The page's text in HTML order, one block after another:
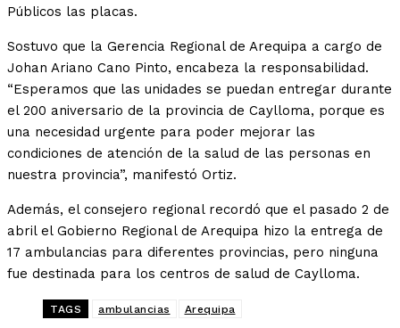
Públicos las placas.
Sostuvo que la Gerencia Regional de Arequipa a cargo de
Johan Ariano Cano Pinto, encabeza la responsabilidad.
“Esperamos que las unidades se puedan entregar durante
el 200 aniversario de la provincia de Caylloma, porque es
una necesidad urgente para poder mejorar las
condiciones de atención de la salud de las personas en
nuestra provincia”, manifestó Ortiz.
Además, el consejero regional recordó que el pasado 2 de
abril el Gobierno Regional de Arequipa hizo la entrega de
17 ambulancias para diferentes provincias, pero ninguna
fue destinada para los centros de salud de Caylloma.
TAGS ambulancias Arequipa